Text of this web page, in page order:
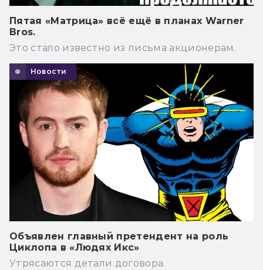
Пятая «Матрица» всё ещё в планах Warner
Bros.
Это стало известно из письма акционерам.
Новости
Объявлен главный претендент на роль
Циклопа в «Людях Икс»
Утрясаются детали договора.